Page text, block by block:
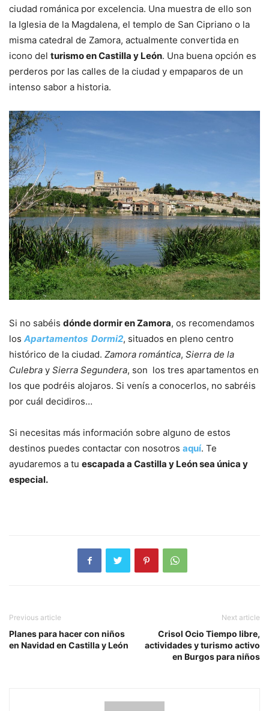
ciudad románica por excelencia. Una muestra de ello son
la Iglesia de la Magdalena, el templo de San Cipriano o la
misma catedral de Zamora, actualmente convertida en
icono del turismo en Castilla y León. Una buena opción es
perderos por las calles de la ciudad y empaparos de un
intenso sabor a historia.
Si no sabéis dónde dormir en Zamora, os recomendamos
los Apartamentos Dormi2, situados en pleno centro
histórico de la ciudad. Zamora romántica, Sierra de la
Culebra y Sierra Segundera, son los tres apartamentos en
los que podréis alojaros. Si venís a conocerlos, no sabréis
por cuál decidiros…
Si necesitas más información sobre alguno de estos
destinos puedes contactar con nosotros aquí. Te
ayudaremos a tu escapada a Castilla y León sea única y
especial.
Previous article
Planes para hacer con niños
en Navidad en Castilla y León
Next article
Crisol Ocio Tiempo libre,
actividades y turismo activo
en Burgos para niños